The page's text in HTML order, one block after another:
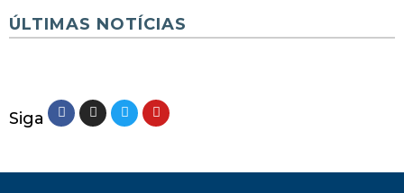
ÚLTIMAS NOTÍCIAS
Siga